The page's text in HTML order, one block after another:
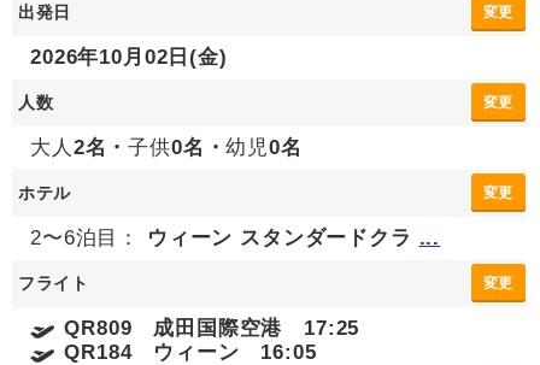
出発日 変更
2026年10月02日(金)
人数 変更
大人 2名・子供0名・幼児0名
ホテル 変更
2〜6泊目： ウィーン スタンダードクラ ...
フライト 変更
QR809 成田国際空港 17:25
QR184 ウィーン 16:05